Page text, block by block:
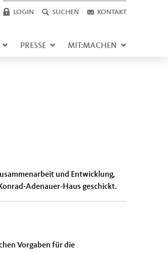
LOGIN SUCHEN KONTAKT
PRESSE MIT:MACHEN
und Entwicklung,
Adenauer-Haus geschickt.
Vorgaben für die